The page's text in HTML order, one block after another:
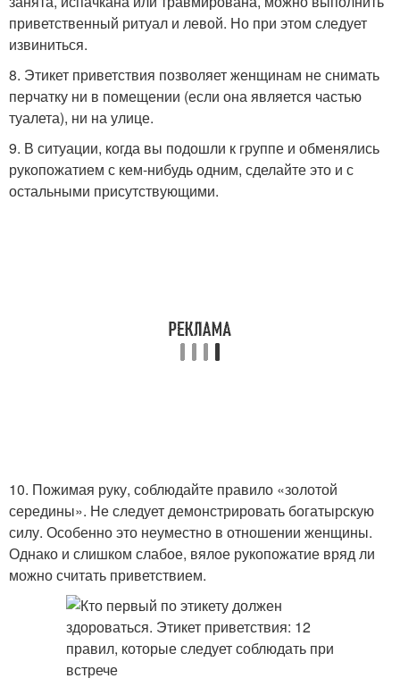
приветственный ритуал и левой. Но при этом следует
извиниться.
8. Этикет приветствия позволяет женщинам не снимать
перчатку ни в помещении (если она является частью
туалета), ни на улице.
9. В ситуации, когда вы подошли к группе и обменялись
рукопожатием с кем-нибудь одним, сделайте это и с
остальными присутствующими.
10. Пожимая руку, соблюдайте правило «золотой
середины». Не следует демонстрировать богатырскую
силу. Особенно это неуместно в отношении женщины.
Однако и слишком слабое, вялое рукопожатие вряд ли
можно считать приветствием.